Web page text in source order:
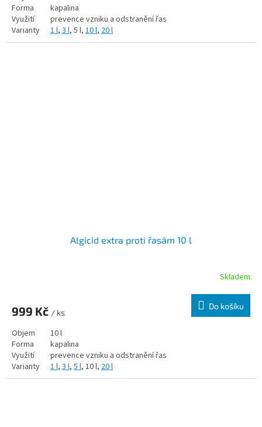
Forma
kapalina
Využití
prevence vzniku a odstranění řas
Varianty
1 l, 3 l, 5 l, 10 l, 20 l
Algicid extra proti řasám 10 l
Skladem
999 Kč / ks
Do košíku
Objem
10 l
Forma
kapalina
Využití
prevence vzniku a odstranění řas
Varianty
1 l, 3 l, 5 l, 10 l, 20 l